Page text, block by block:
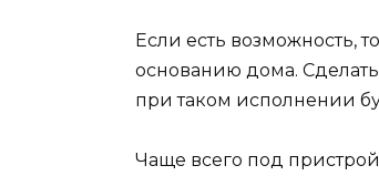
Если есть возможность,
основанию дома.
при таком исполнении
Чаще всего под